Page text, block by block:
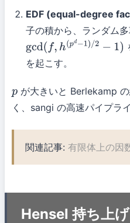
EDF (equal-degree
子の積から、ランダム
gcd(f,h (pd− )/2 − 1)
を起こす。
pが大きいと Berlekamp
く、sangi の高速パイプラ
関連記事:有限体上の因
Hensel 持ち上げ